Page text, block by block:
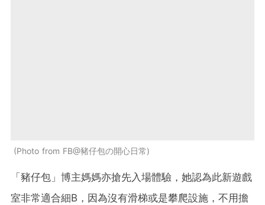
Photo from FB@豬仔包の開心日常
「豬仔包」博主媽媽亦搶先入場體驗，她認為此新遊戲
室非常適合細B，因為沒有滑梯或是攀爬設施，不用擔